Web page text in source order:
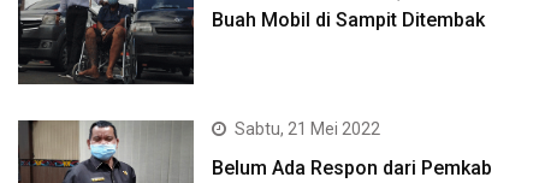
Buah Mobil di Sampit Ditembak
Sabtu, 21 Mei 2022
Belum Ada Respon dari Pemkab